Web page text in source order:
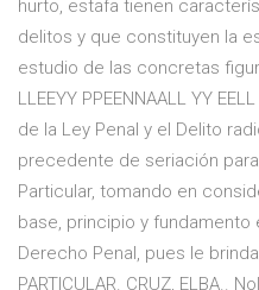
hurto, estafa tienen
delitos y que constituyen la
estudio de las concretas
LLEEYY PPEENNAALL YY
de la Ley Penal y el Delito
precedente de seriación
Particular, tomando en
base, principio y fundamento
Derecho Penal, pues le
PARTICULAR. CRUZ, ELBA..